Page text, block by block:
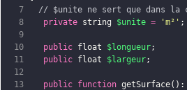
// $unite ne sert que dans la
private string $unite = 'm²' ;
public float $longueur;
public float $largeur;
public function getSurface( ) :